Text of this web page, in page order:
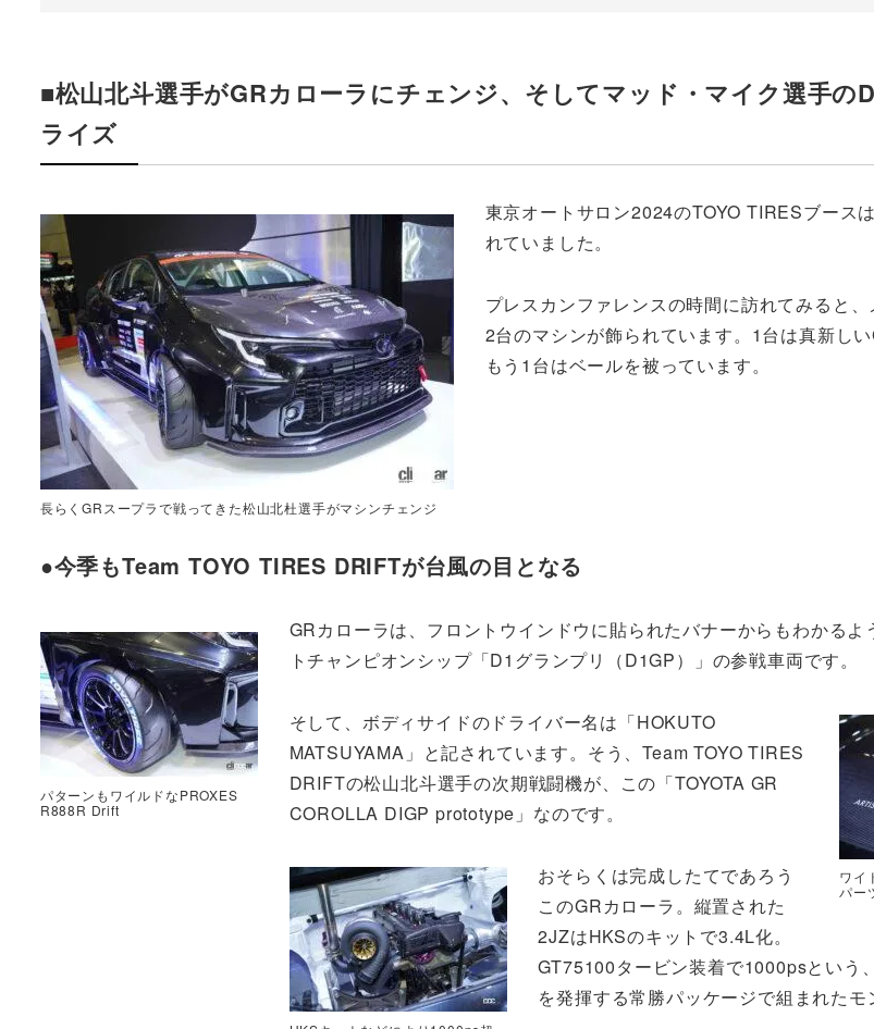
■松山北斗選手がGRカローラにチェンジ、そしてマッド・マイク選手の
ライズ
長らくGRスープラで戦ってきた松山北杜選手がマシンチェンジ
東京オートサロン2024のTOYO TIRESブース
れていました。
プレスカンファレンスの時間に訪れてみると
2台のマシンが飾られています。1台は真新し
もう1台はベールを被っています。
●今季もTeam TOYO TIRES DRIFTが台風の目となる
パターンもワイルドなPROXES
R888R Drift
GRカローラは、フロントウインドウに貼られたバナーからもわかるよ
トチャンピオンシップ「D1グランプリ（D1GP）」の参戦車両です。
ワイ
パー
そして、ボディサイドのドライバー名は「HOKUTO
MATSUYAMA」と記されています。そう、Team TOYO TIRES
DRIFTの松山北斗選手の次期戦闘機が、この「TOYOTA GR
COROLLA DIGP prototype」なのです。
おそらくは完成したてであろう
このGRカローラ。縦置された
2JZはHKSのキットで3.4L化。
GT75100タービン装着で1000psという
を発揮する常勝パッケージで組まれたモ